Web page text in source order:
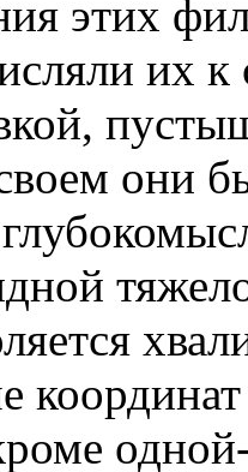
этих
их
они